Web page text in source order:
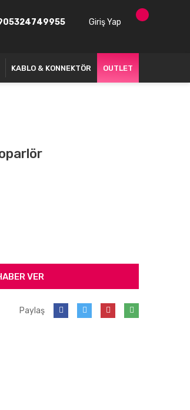
Giriş Yap
KABLO & KONNEKTÖR OUTLET
VER
Paylaş